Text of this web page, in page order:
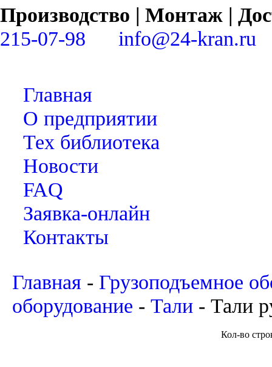
Производство | Монтаж |
215-07-98
info@24-kran.ru
Главная
О предприятии
Тех библиотека
Новости
FAQ
Заявка-онлайн
Контакты
Главная - Грузоподъемное
оборудование - Тали - Тали
Кол-во